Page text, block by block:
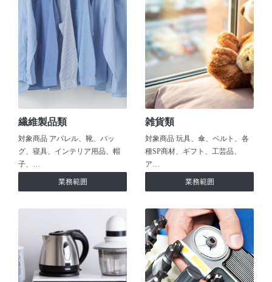
繊維製品類
対象商品 アパレル、靴、バッ
グ、寝具、インテリア用品、帽
子、…
業務範囲
雑貨類
対象商品 玩具、傘、ベルト、各
種SP商材、ギフト、工芸品、
ア…
業務範囲